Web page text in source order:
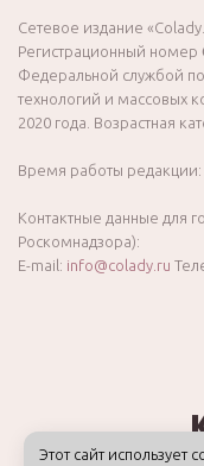
Сетевое издание
Регистрационный номер
Федеральной службой
технологий и массовых
2020 года. Возрастная
Время работы
Контактные данные для
Роскомнадзора):
E-mail: info@colady.ru
Этот сайт использует